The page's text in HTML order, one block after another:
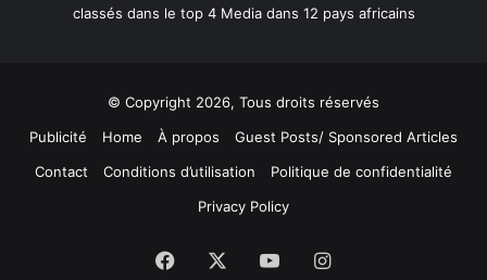
classés dans le top 4 Media dans 12 pays africains
© Copyright 2026, Tous droits réservés
Publicité
Home À propos
Guest Posts/ Sponsored Articles
Contact
Conditions d’utilisation
Politique de confidentialité
Privacy Policy
Facebook YouTubeInstagram